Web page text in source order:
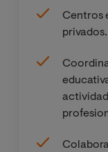
trastornos
Centros
privados.